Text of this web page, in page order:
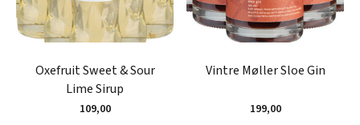
Oxefruit Sweet & Sour
Lime Sirup
109,00
Vintre Møller Sloe Gin
199,00